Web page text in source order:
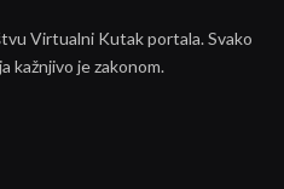
Virtualni Kutak portala. Svako
kažnjivo je zakonom.